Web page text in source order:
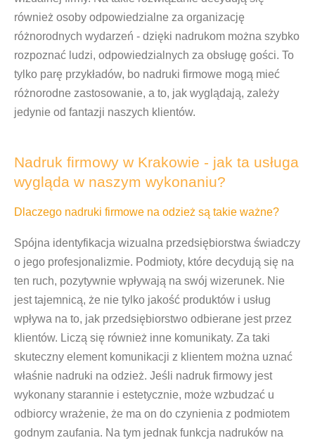
OKAZJE/PROMOCJE
również osoby odpowiedzialne za organizację
różnorodnych wydarzeń - dzięki nadrukom można szybko
rozpoznać ludzi, odpowiedzialnych za obsługę gości. To
tylko parę przykładów, bo nadruki firmowe mogą mieć
różnorodne zastosowanie, a to, jak wyglądają, zależy
jedynie od fantazji naszych klientów.
Nadruk firmowy w Krakowie - jak ta usługa
wygląda w naszym wykonaniu?
Dlaczego nadruki firmowe na odzież są takie ważne?
Spójna identyfikacja wizualna przedsiębiorstwa świadczy
o jego profesjonalizmie. Podmioty, które decydują się na
ten ruch, pozytywnie wpływają na swój wizerunek. Nie
jest tajemnicą, że nie tylko jakość produktów i usług
wpływa na to, jak przedsiębiorstwo odbierane jest przez
klientów. Liczą się również inne komunikaty. Za taki
skuteczny element komunikacji z klientem można uznać
właśnie nadruki na odzież. Jeśli nadruk firmowy jest
wykonany starannie i estetycznie, może wzbudzać u
odbiorcy wrażenie, że ma on do czynienia z podmiotem
godnym zaufania. Na tym jednak funkcja nadruków na